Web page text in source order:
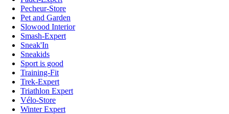
Pecheur-Store
Pet and Garden
Slowood Interior
Smash-Expert
Sneak'In
Sneakids
Sport is good
Training-Fit
Trek-Expert
Triathlon Expert
Vélo-Store
Winter Expert